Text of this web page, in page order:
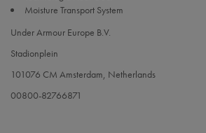
Moisture Transport System
Under Armour Europe B.V.
Stadionplein
101076 CM Amsterdam, Netherlands
00800-82766871